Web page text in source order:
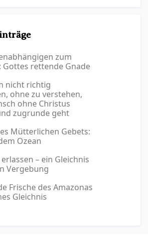
zum
Gottes rettende Gnade
nicht richtig
ohne zu verstehen,
ohne Christus
zugrunde geht
Mütterlichen Gebets:
Ozean
– ein Gleichnis
Vergebung
Frische des Amazonas
Gleichnis